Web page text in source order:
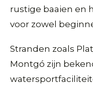
rustige baaien en
voor zowel
Stranden zoals
Montgó zijn